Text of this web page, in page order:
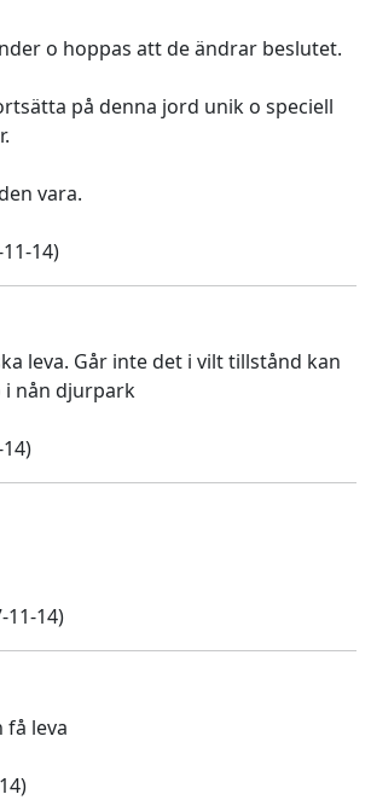
o hoppas att de ändrar beslutet.
på denna jord unik o speciell
vara.
14)
leva. Går inte det i vilt tillstånd kan
i nån djurpark
11-14)
få leva